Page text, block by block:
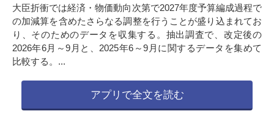
大臣折衝では経済・物価動向次第で2027年度予算編成過程で
の加減算を含めたさらなる調整を行うことが盛り込まれてお
り、そのためのデータを収集する。抽出調査で、改定後の
2026年6月～9月と、2025年6～9月に関するデータを集めて
比較する。...
アプリで全文を読む